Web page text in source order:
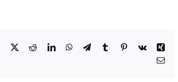
Facebook RedditLinkedInWhatsApp
TelegramTumblrPinterest
Vk
Xing
E-